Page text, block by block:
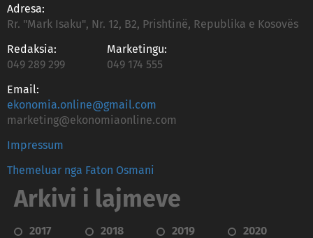
Adresa:
Rr. "Mark Isaku", Nr. 12, B2, Prishtinë, Republika e Kosovës
Redaksia:
049 289 299
Marketingu:
049 174 555
Email:
ekonomia.online@gmail.com
marketing@ekonomiaonline.com
Impressum
Themeluar nga Faton Osmani
Arkivi i lajmeve
2017 2018 2019
2020